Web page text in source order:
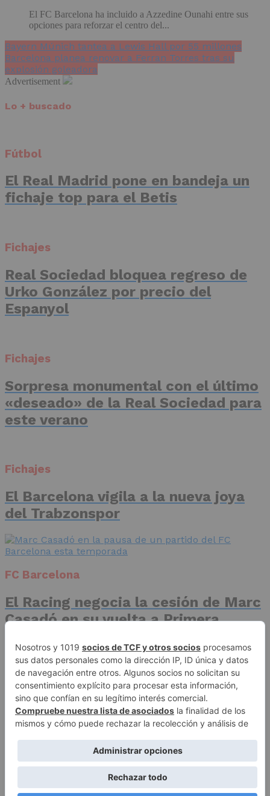
El FC Barcelona ha incluido a Azzedine Ounahi entre sus
opciones para reforzar el centro del...
Bayern Múnich tantea a Lewis Hall por 55 millones
Barcelona planea renovar a Ferran Torres tras su
explosión goleadora
Advertisement
Lo + buscado
Fútbol
El Real Madrid pone en bandeja un
fichaje top para el Betis
Fichajes
Real Sociedad bloquea regreso de
Urko González por precio del
Espanyol
Fichajes
Sorpresa monumental con el último
«deseado» de la Real Sociedad para
este verano
Fichajes
El Barcelona vigila a la nueva joya
del Trabzonspor
FC Barcelona
El Racing negocia la cesión de Marc
Casadó en su vuelta a Primera
Advertisement
Publicidad
Aviso legal
Política de privacidad
Autores
Contacto
Política editorial
Quiénes somos
ACCESO REDACCIÓN